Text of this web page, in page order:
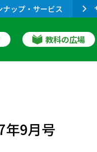
ナップ・サービス
教科の広場
年9月号